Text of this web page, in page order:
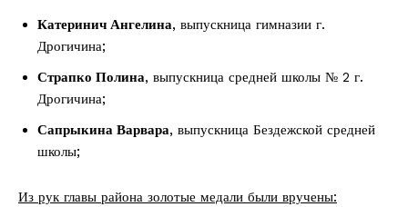
Катеринич Ангелина, выпускница гимназии г.
Дрогичина;
Страпко Полина, выпускница средней школы № 2 г.
Дрогичина;
Сапрыкина Варвара, выпускница Бездежской средней
школы;
Из рук главы района золотые медали были вручены: